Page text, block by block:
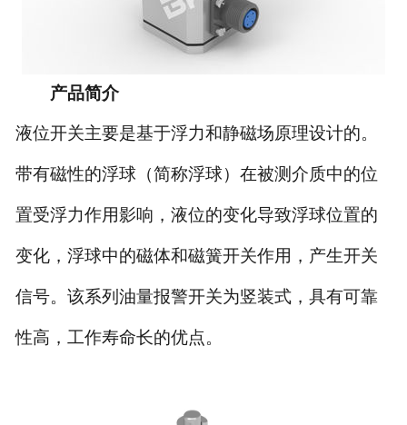
无人平台
产品简介
液位开关主要是基于浮力和静磁场原理设计的。
带有磁性的浮球（简称浮球）在被测介质中的位
置受浮力作用影响，液位的变化导致浮球位置的
变化，浮球中的磁体和磁簧开关作用，产生开关
信号。该系列油量报警开关为竖装式，具有可靠
性高，工作寿命长的优点。